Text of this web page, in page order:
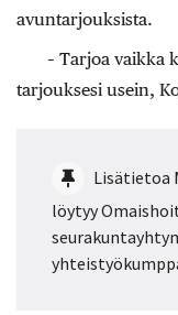
avuntarjouksista.
– Tarjoa vaikka
tarjouksesi usein,
Lisätietoa
löytyy